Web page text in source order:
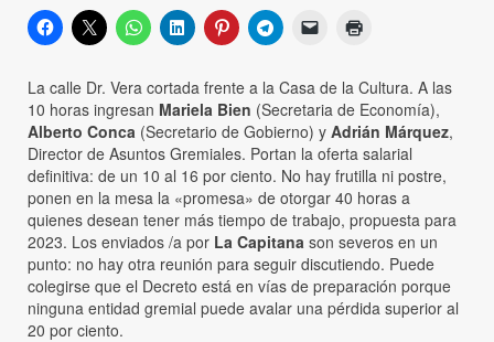
La calle Dr. Vera cortada frente a la Casa de la Cultura. A las
10 horas ingresan Mariela Bien (Secretaria de Economía),
Alberto Conca (Secretario de Gobierno) y Adrián Márquez,
Director de Asuntos Gremiales. Portan la oferta salarial
definitiva: de un 10 al 16 por ciento. No hay frutilla ni postre,
ponen en la mesa la «promesa» de otorgar 40 horas a
quienes desean tener más tiempo de trabajo, propuesta para
2023. Los enviados /a por La Capitana son severos en un
punto: no hay otra reunión para seguir discutiendo. Puede
colegirse que el Decreto está en vías de preparación porque
ninguna entidad gremial puede avalar una pérdida superior al
20 por ciento.